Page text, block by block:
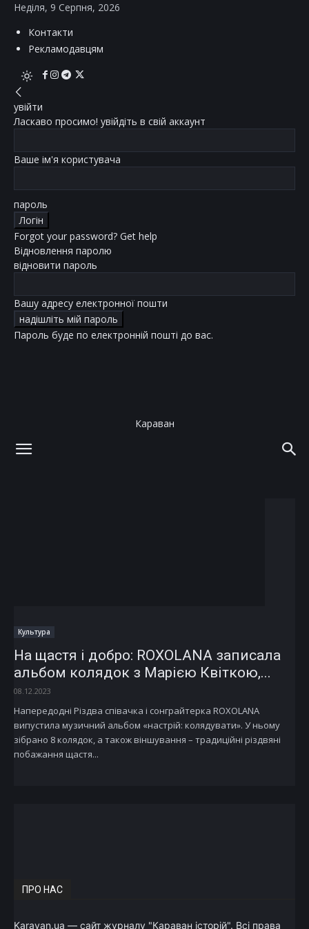
Неділя, 9 Серпня, 2026
Контакти
Рекламодавцям
увійти
Ласкаво просимо! увійдіть в свій аккаунт
Ваше ім'я користувача
пароль
Forgot your password? Get help
Відновлення паролю
відновити пароль
Вашу адресу електронної пошти
Пароль буде по електронній пошті до вас.
Караван
Культура
На щастя і добро: ROXOLANA записала
альбом колядок з Марією Квіткою,...
08.12.2023
Напередодні Різдва співачка і сонграйтерка ROXOLANA
випустила музичний альбом «настрій: колядувати». У ньому
зібрано 8 колядок, а також віншування – традиційні різдвяні
побажання щастя...
ПРО НАС
Karavan.ua — сайт журналу "Караван історій". Всі права